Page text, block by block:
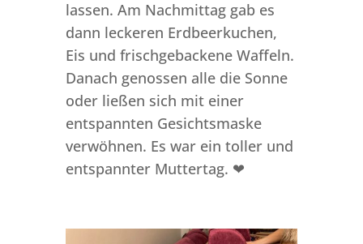
lassen. Am Nachmittag gab es
dann leckeren Erdbeerkuchen,
Eis und frischgebackene Waffeln.
Danach genossen alle die Sonne
oder ließen sich mit einer
entspannten Gesichtsmaske
verwöhnen. Es war ein toller und
entspannter Muttertag. ❤